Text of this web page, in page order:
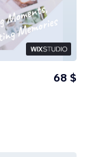
68 $